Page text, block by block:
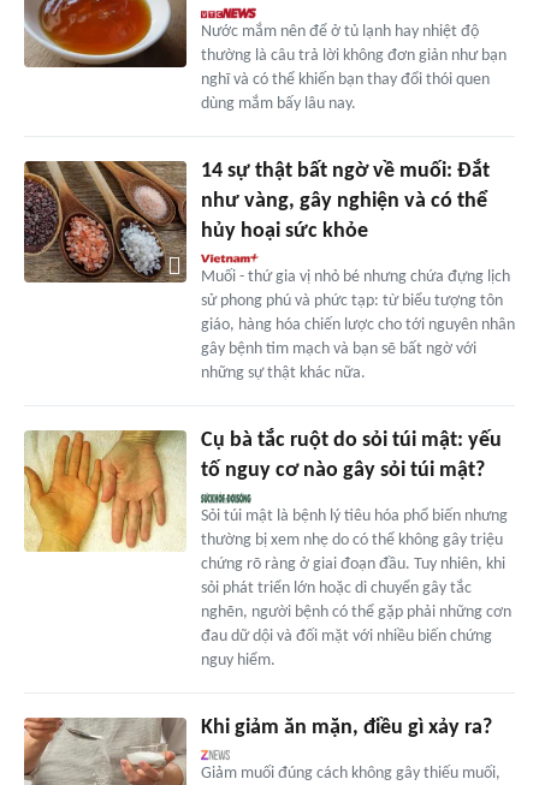
Nước mắm nên để ở tủ lạnh hay nhiệt độ
thường là câu trả lời không đơn giản như bạn
nghĩ và có thể khiến bạn thay đổi thói quen
dùng mắm bấy lâu nay.
14 sự thật bất ngờ về muối: Đắt
như vàng, gây nghiện và có thể
hủy hoại sức khỏe
Muối - thứ gia vị nhỏ bé nhưng chứa đựng lịch
sử phong phú và phức tạp: từ biểu tượng tôn
giáo, hàng hóa chiến lược cho tới nguyên nhân
gây bệnh tim mạch và bạn sẽ bất ngờ với
những sự thật khác nữa.
Cụ bà tắc ruột do sỏi túi mật: yếu
tố nguy cơ nào gây sỏi túi mật?
Sỏi túi mật là bệnh lý tiêu hóa phổ biến nhưng
thường bị xem nhẹ do có thể không gây triệu
chứng rõ ràng ở giai đoạn đầu. Tuy nhiên, khi
sỏi phát triển lớn hoặc di chuyển gây tắc
nghẽn, người bệnh có thể gặp phải những cơn
đau dữ dội và đối mặt với nhiều biến chứng
nguy hiểm.
Khi giảm ăn mặn, điều gì xảy ra?
Giảm muối đúng cách không gây thiếu muối,